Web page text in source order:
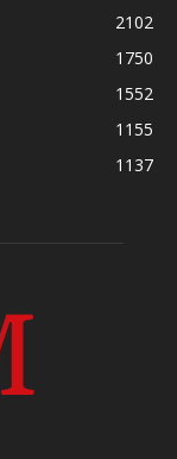
2102
1750
1552
1155
1137